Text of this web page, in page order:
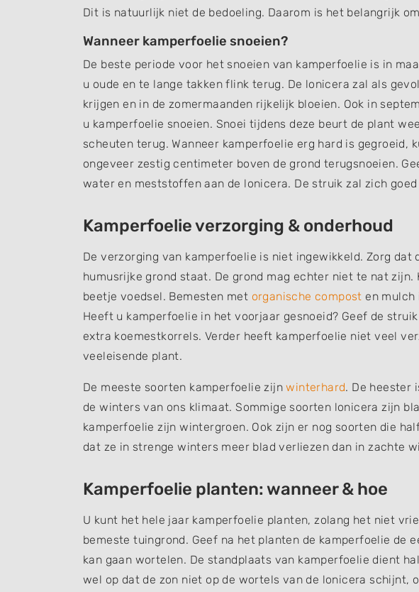
Dit is natuurlijk niet de bedoeling. Daarom is het belangrijk
Wanneer kamperfoelie snoeien?
De beste periode voor het snoeien van kamperfoelie is in
u oude en te lange takken flink terug. De lonicera zal als
krijgen en in de zomermaanden rijkelijk bloeien. Ook in
u kamperfoelie snoeien. Snoei tijdens deze beurt de plant
scheuten terug. Wanneer kamperfoelie erg hard is gegroeid,
ongeveer zestig centimeter boven de grond terugsnoeien.
water en meststoffen aan de lonicera. De struik zal zich
Kamperfoelie verzorging & onderhoud
De verzorging van kamperfoelie is niet ingewikkeld. Zorg dat
humusrijke grond staat. De grond mag echter niet te nat zijn.
beetje voedsel. Bemesten met organische compost en mulch
Heeft u kamperfoelie in het voorjaar gesnoeid? Geef de
extra koemestkorrels. Verder heeft kamperfoelie niet veel
veeleisende plant.
De meeste soorten kamperfoelie zijnwinterhard. De heester
de winters van ons klimaat. Sommige soorten lonicera zijn
kamperfoelie zijn wintergroen. Ook zijn er nog soorten die
dat ze in strenge winters meer blad verliezen dan in zachte
Kamperfoelie planten: wanneer & hoe
U kunt het hele jaar kamperfoelie planten, zolang het niet
bemeste tuingrond. Geef na het planten de kamperfoelie de
kan gaan wortelen. De standplaats van kamperfoelie dient
wel op dat de zon niet op de wortels van de lonicera schijnt,